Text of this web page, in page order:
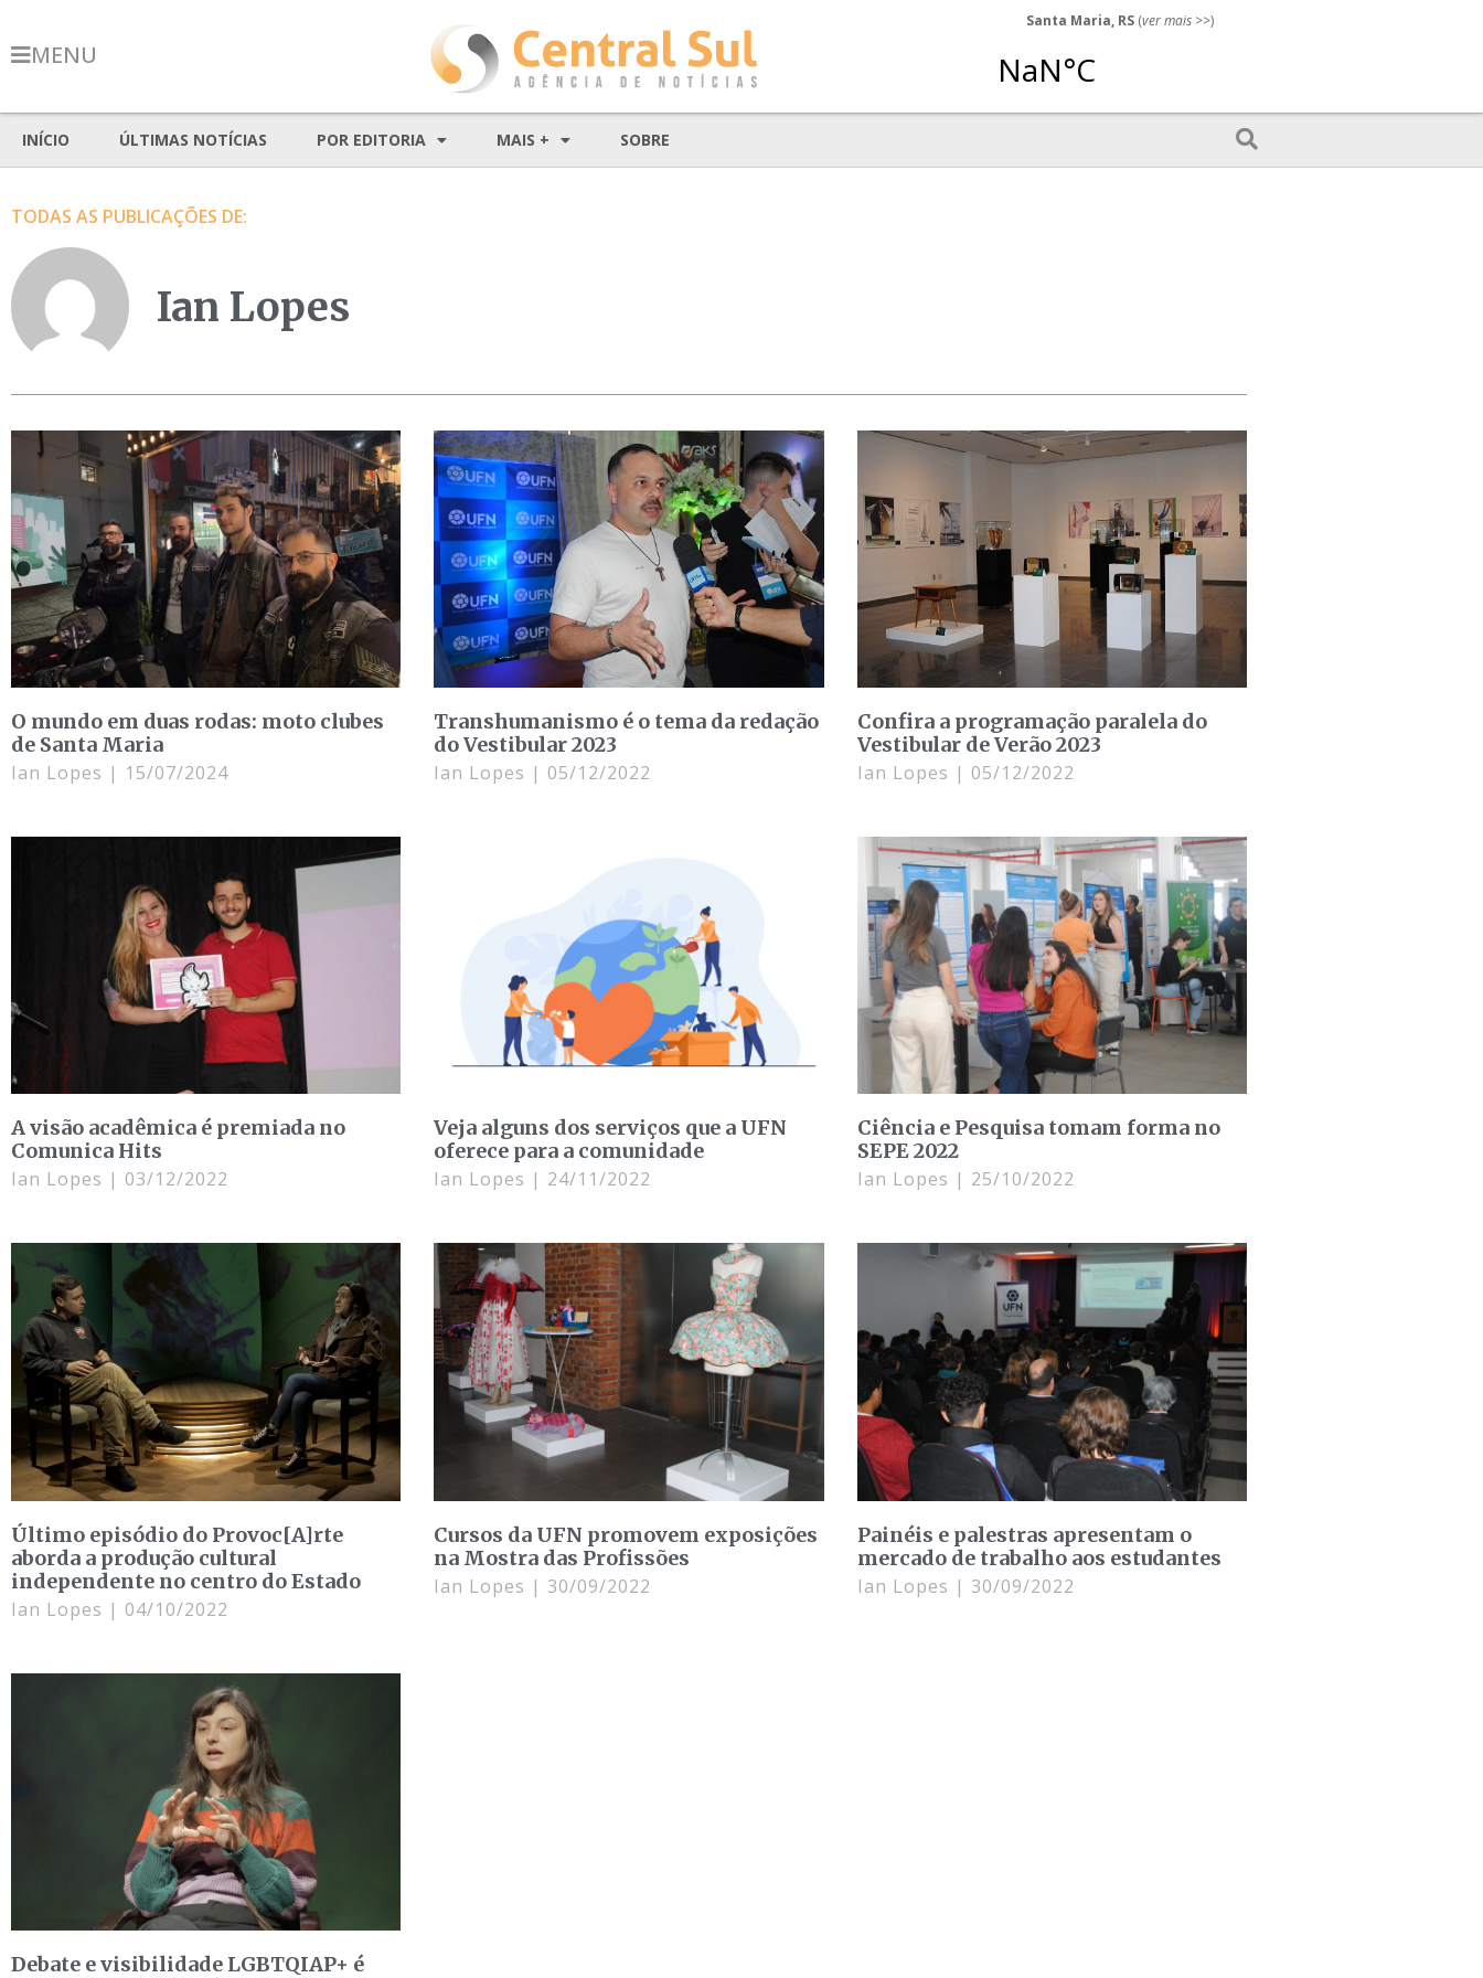
MENU
Santa Maria, RS (ver mais >>)
INÍCIO ÚLTIMAS NOTÍCIAS POR EDITORIA MAIS + SOBRE
TODAS AS PUBLICAÇÕES DE:
Ian Lopes
O mundo em duas rodas: moto clubes
de Santa Maria
Ian Lopes 15/07/2024
Transhumanismo é o tema da redação
do Vestibular 2023
Ian Lopes 05/12/2022
Confira a programação paralela do
Vestibular de Verão 2023
Ian Lopes 05/12/2022
A visão acadêmica é premiada no
Comunica Hits
Ian Lopes 03/12/2022
Veja alguns dos serviços que a UFN
oferece para a comunidade
Ian Lopes 24/11/2022
Ciência e Pesquisa tomam forma no
SEPE 2022
Ian Lopes 25/10/2022
Último episódio do Provoc[A]rte
aborda a produção cultural
independente no centro do Estado
Ian Lopes 04/10/2022
Cursos da UFN promovem exposições
na Mostra das Profissões
Ian Lopes 30/09/2022
Painéis e palestras apresentam o
mercado de trabalho aos estudantes
Ian Lopes 30/09/2022
Debate e visibilidade LGBTQIAP+ é